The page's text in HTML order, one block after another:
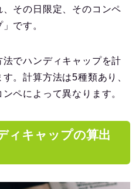
、その日限定、そのコンペ
です。
でハンディキャップを計
。計算方法は5種類あり、
ペによって異なります。
ィキャップの算出